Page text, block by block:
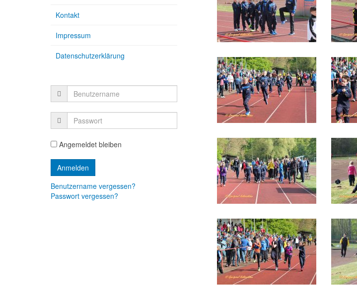
Kontakt
Impressum
Datenschutzerklärung
Angemeldet bleiben
Benutzername vergessen?
Passwort vergessen?